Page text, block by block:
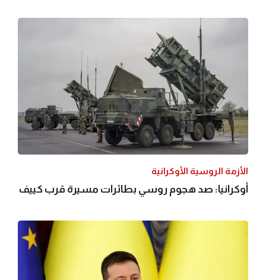
الأزمة الروسية الأوكرانية
أوكرانيا: صد هجوم روسي بطائرات مسيرة قرب كييف